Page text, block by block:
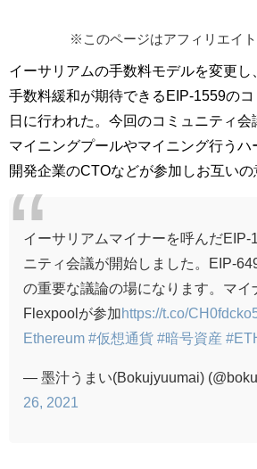
※このページはアフィリエイ
イーサリアムの手数料モデルを変更し
手数料緩和が期待できるEIP-1559の
日に行われた。今回のコミュニティ会
マイニングプールやマイニング行うハ
開発企業のCTOなどが参加しお互いの
イーサリアムマイナーを呼んだEIP-
ニティ会議が開始しました。EIP-
の重要な議論の場になります。マイ
Flexpoolが参加https://t.co/
Ethereum #仮想通貨 #暗号資産
— 墨汁うまい(Bokujyuumai)
26, 2021